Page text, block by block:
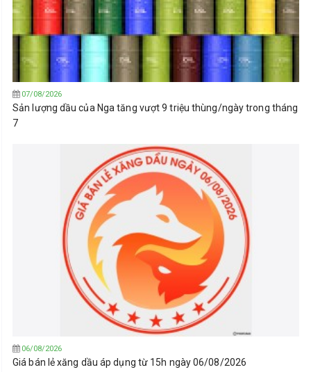
07/08/2026
Sản lượng dầu của Nga tăng vượt 9 triệu thùng/ngày trong tháng
7
06/08/2026
Giá bán lẻ xăng dầu áp dụng từ 15h ngày 06/08/2026